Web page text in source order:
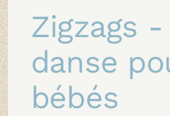
Zigzags
danse
bébés